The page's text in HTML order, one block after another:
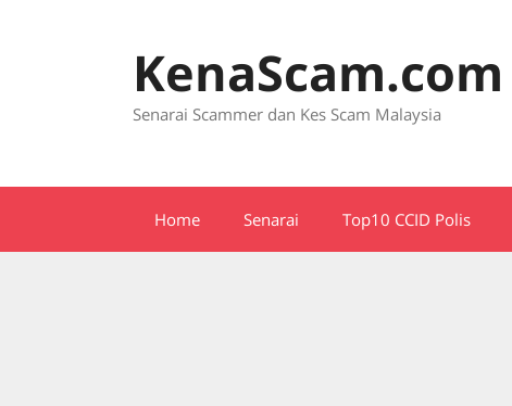
KenaScam.com
Senarai Scammer dan Kes Scam Malaysia
Home Senarai Top10 CCID Polis